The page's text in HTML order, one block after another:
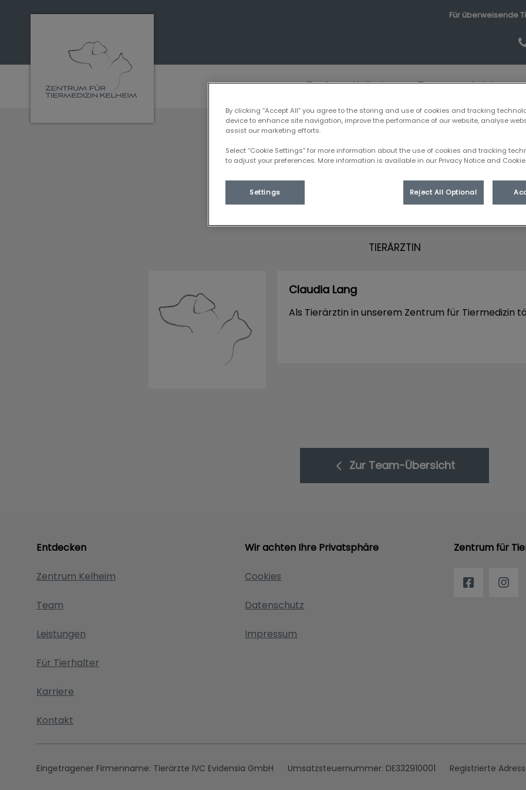
Für überweisende
Homepage Tiermedizin Kelheim
Zentrum Kelheim Team
Claudia Lang
TIERÄRZTIN
Claudia Lang
Als Tierärztin in unserem Zentrum für Tiermedizin
Zur Team-Übersicht
Entdecken
Zentrum Kelheim
Team
Leistungen
Für Tierhalter
Karriere
Kontakt
Wir achten Ihre Privatsphäre
Cookies
Datenschutz
Impressum
Zentrum für
Eingetragener Firmenname: Tierärzte IVC Evidensia GmbH Umsatzsteuernummer: DE332910001 Registrierte
By clicking “Accept All” you agree to the storing and use of cookies and tracking
device to enhance site navigation, improve the performance of our website, analyse
assist our marketing efforts.
Select “Cookie Settings” for more information about the use of cookies and tracking
to adjust your preferences. More information is available in our Privacy Notice and Cookie
Settings Reject All Optional